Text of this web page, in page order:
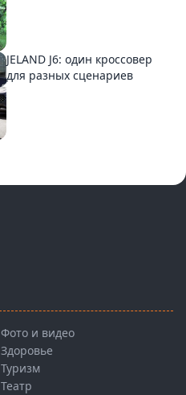
JELAND J6: один кроссовер
для разных сценариев
Фото и видео
Здоровье
Туризм
Театр